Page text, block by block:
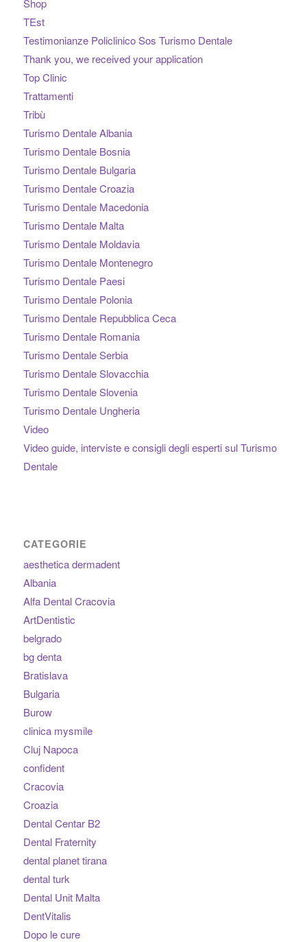
Shop
TEst
Testimonianze Policlinico Sos Turismo Dentale
Thank you, we received your application
Top Clinic
Trattamenti
Tribù
Turismo Dentale Albania
Turismo Dentale Bosnia
Turismo Dentale Bulgaria
Turismo Dentale Croazia
Turismo Dentale Macedonia
Turismo Dentale Malta
Turismo Dentale Moldavia
Turismo Dentale Montenegro
Turismo Dentale Paesi
Turismo Dentale Polonia
Turismo Dentale Repubblica Ceca
Turismo Dentale Romania
Turismo Dentale Serbia
Turismo Dentale Slovacchia
Turismo Dentale Slovenia
Turismo Dentale Ungheria
Video
Video guide, interviste e consigli degli esperti sul Turismo
Dentale
CATEGORIE
aesthetica dermadent
Albania
Alfa Dental Cracovia
ArtDentistic
belgrado
bg denta
Bratislava
Bulgaria
Burow
clinica mysmile
Cluj Napoca
confident
Cracovia
Croazia
Dental Centar B2
Dental Fraternity
dental planet tirana
dental turk
Dental Unit Malta
DentVitalis
Dopo le cure